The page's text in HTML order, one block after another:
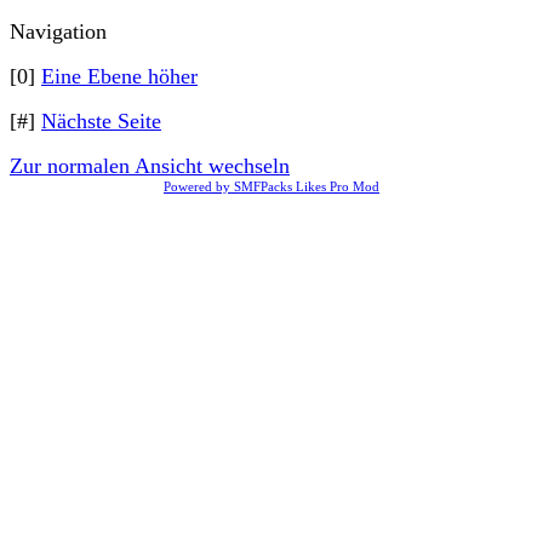
Navigation
[0] Eine Ebene höher
[#] Nächste Seite
Zur normalen Ansicht wechseln
Powered by SMFPacks Likes Pro Mod